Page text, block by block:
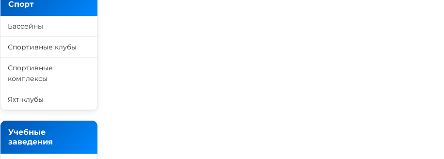
Спорт
Бассейны
Спортивные клубы
Спортивные
комплексы
Яхт-клубы
Учебные
заведения